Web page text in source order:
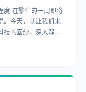
即将
。今天，就让我们来
的面纱，深入解读